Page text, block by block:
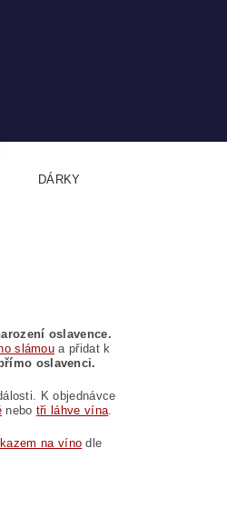
DÁRKY
oslavence.
slámou a přidat k
oslavenci.
K objednávce
nebo tři láhve vína.
na víno dle